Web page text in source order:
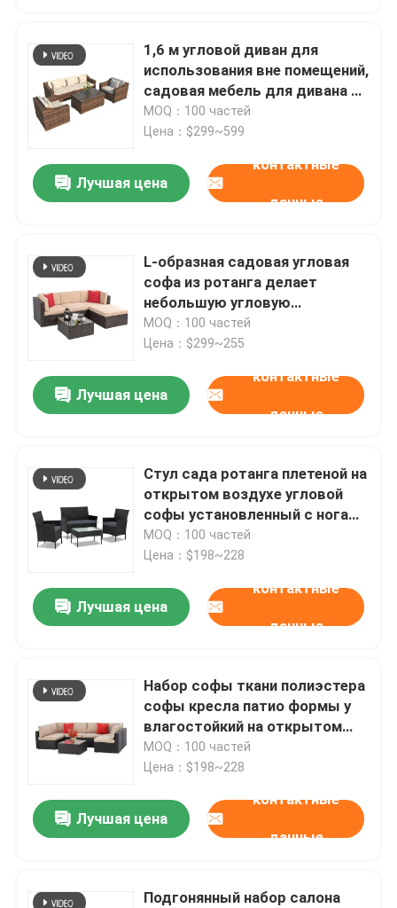
Домой
1,6 м угловой диван для
использования вне помещений,
садовая мебель для дивана в
разрезе
MOQ：100 частей
Цена：$299~599
Лучшая цена
контактные
данные
L-образная садовая угловая
софа из ротанга делает
небольшую угловую
водостойкую садовую мебель
MOQ：100 частей
Цена：$299~255
Лучшая цена
контактные
данные
Стул сада ротанга плетеной на
открытом воздухе угловой
софы установленный с ногами
металла
MOQ：100 частей
Цена：$198~228
Лучшая цена
контактные
данные
Набор софы ткани полиэстера
софы кресла патио формы у
влагостойкий на открытом
воздухе
MOQ：100 частей
Цена：$198~228
Лучшая цена
контактные
данные
Подгонянный набор салона